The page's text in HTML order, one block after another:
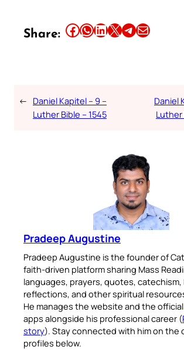
Share: Share this article on Facebook Share this article on WhatsApp Share this article on LinkedIn Share this article on X Share this article on TelegramEmail this Article
← Daniel Kapitel – 9 –
Luther Bible – 1545
Daniel
Luther
Pradeep Augustine
Pradeep Augustine is the founder of
faith-driven platform sharing Mass
languages, prayers, quotes, catechism,
reflections, and other spiritual
He manages the website and the official
apps alongside his professional career (
story). Stay connected with him on the
profiles below.